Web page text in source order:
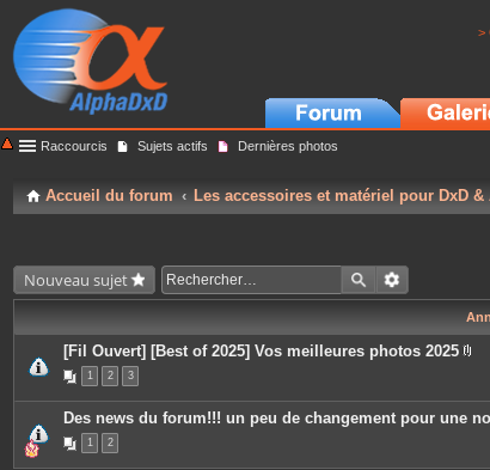
>
Raccourcis Sujets actifs Dernières photos
Accueil du forum Les accessoires et matériel pour DxD &
Nouveau sujet
[Fil Ouvert] [Best of 2025] Vos meilleures photos 2025
c
e
1 2 3
Des news du forum!!! un peu de changement pour une
1 2